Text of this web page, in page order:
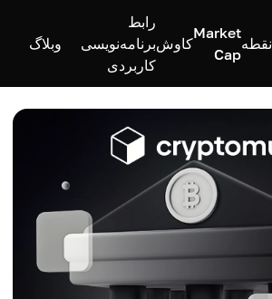
نقطه
Market
Cap
کاوش
رابط
برنامه‌نویسی
کاربردی
وبلاگ